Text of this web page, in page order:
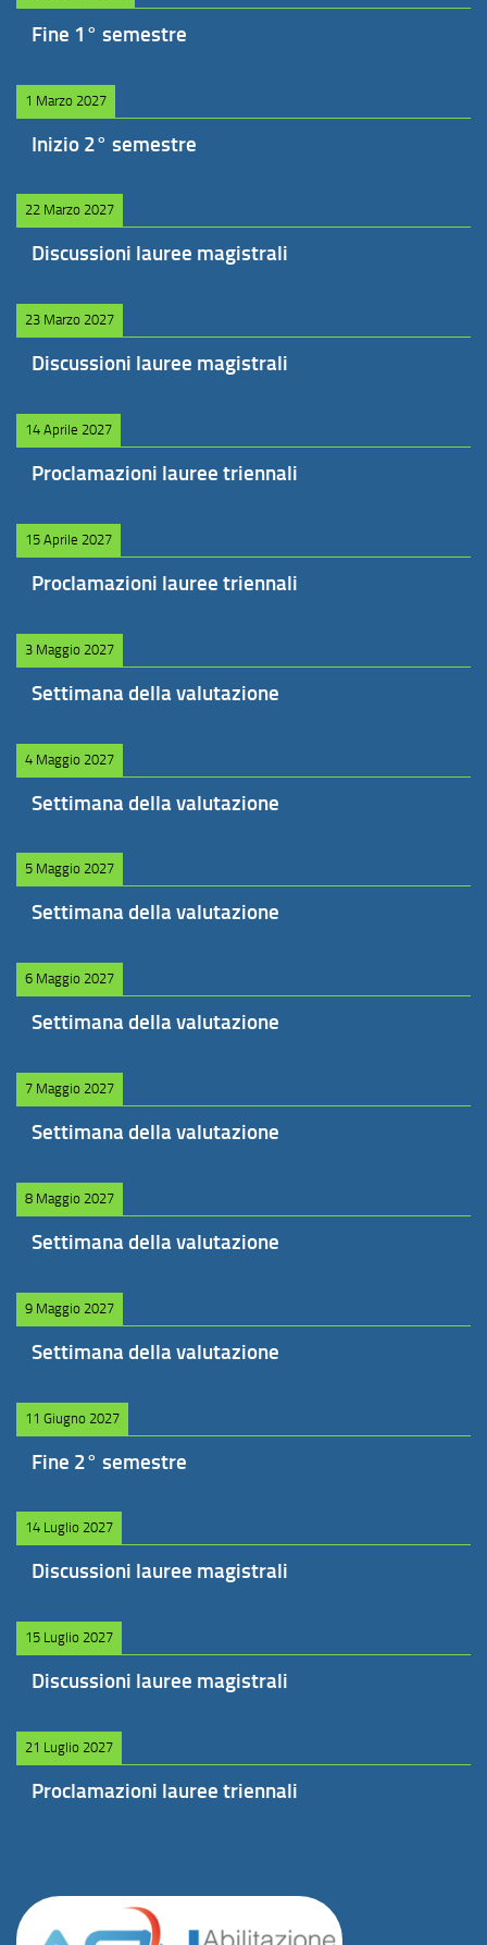
Fine 1° semestre
1 Marzo 2027
Inizio 2° semestre
22 Marzo 2027
Discussioni lauree magistrali
23 Marzo 2027
Discussioni lauree magistrali
14 Aprile 2027
Proclamazioni lauree triennali
15 Aprile 2027
Proclamazioni lauree triennali
3 Maggio 2027
Settimana della valutazione
4 Maggio 2027
Settimana della valutazione
5 Maggio 2027
Settimana della valutazione
6 Maggio 2027
Settimana della valutazione
7 Maggio 2027
Settimana della valutazione
8 Maggio 2027
Settimana della valutazione
9 Maggio 2027
Settimana della valutazione
11 Giugno 2027
Fine 2° semestre
14 Luglio 2027
Discussioni lauree magistrali
15 Luglio 2027
Discussioni lauree magistrali
21 Luglio 2027
Proclamazioni lauree triennali